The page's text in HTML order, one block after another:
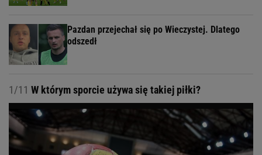
Pazdan przejechał się po Wieczystej. Dlatego
odszedł
1/11 W którym sporcie używa się takiej piłki?